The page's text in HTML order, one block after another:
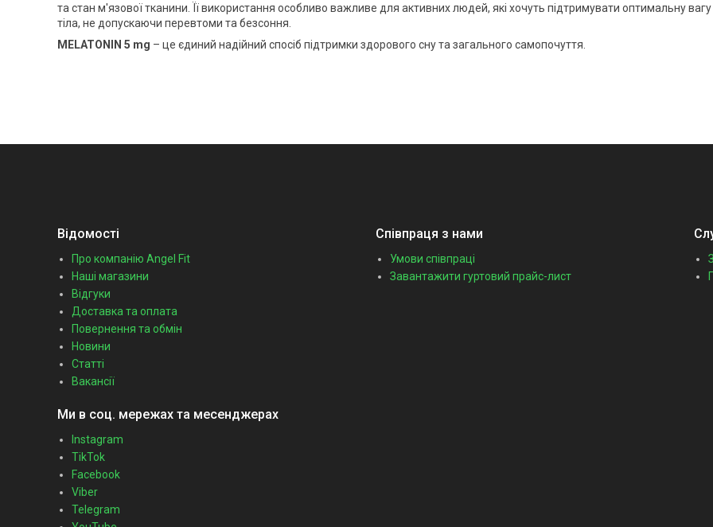
та стан м'язової тканини. Її використання особливо важливе для активних людей, які хочуть підтримувати оптимальну вагу
тіла, не допускаючи перевтоми та безсоння.
MELATONIN 5 mg – це єдиний надійний спосіб підтримки здорового сну та загального самопочуття.
Відомості
Про компанію Angel Fit
Наші магазини
Відгуки
Доставка та оплата
Повернення та обмін
Новини
Статті
Вакансії
Співпраця з нами
Умови співпраці
Завантажити гуртовий прайс-лист
Ми в соц. мережах та месенджерах
Instagram
TikTok
Facebook
Viber
Telegram